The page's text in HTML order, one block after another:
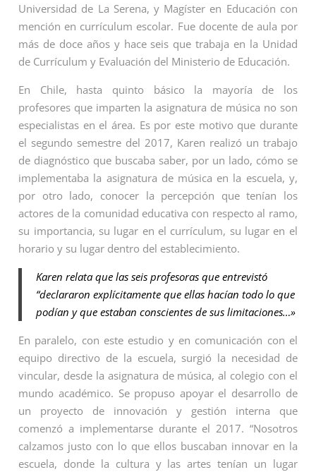
Universidad de La Serena, y Magíster en Educación con
mención en currículum escolar. Fue docente de aula por
más de doce años y hace seis que trabaja en la Unidad
de Currículum y Evaluación del Ministerio de Educación.
En Chile, hasta quinto básico la mayoría de los
profesores que imparten la asignatura de música no son
especialistas en el área. Es por este motivo que durante
el segundo semestre del 2017, Karen realizó un trabajo
de diagnóstico que buscaba saber, por un lado, cómo se
implementaba la asignatura de música en la escuela, y,
por otro lado, conocer la percepción que tenían los
actores de la comunidad educativa con respecto al ramo,
su importancia, su lugar en el currículum, su lugar en el
horario y su lugar dentro del establecimiento.
Karen relata que las seis profesoras que entrevistó
“declararon explícitamente que ellas hacían todo lo que
podían y que estaban conscientes de sus limitaciones…»
En paralelo, con este estudio y en comunicación con el
equipo directivo de la escuela, surgió la necesidad de
vincular, desde la asignatura de música, al colegio con el
mundo académico. Se propuso apoyar el desarrollo de
un proyecto de innovación y gestión interna que
comenzó a implementarse durante el 2017. “Nosotros
calzamos justo con lo que ellos buscaban innovar en la
escuela, donde la cultura y las artes tenían un lugar